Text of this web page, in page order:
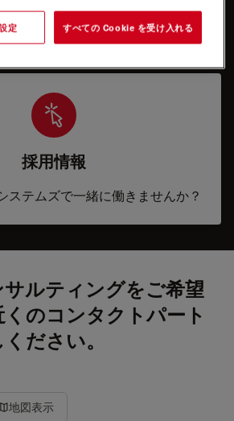
のサポートおよびトレーニング
採用情報
ステムズで一緒に働きませんか？
ルティングをご希望
のコンタクトパート
ださい。
地図表示
定 すべての Cookie を受け入れる